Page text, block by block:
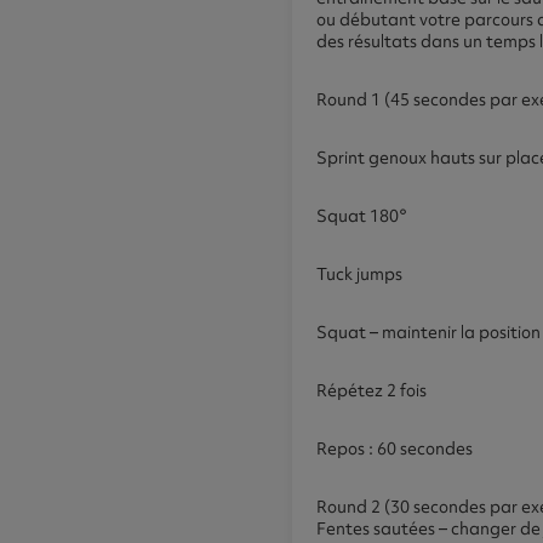
ou débutant votre parcours
des résultats dans un temps
Round 1 (45 secondes par
Sprint genoux hauts sur
Squat 180°
Tuck jumps
Squat – maintenir la
Répétez 2 fois
Repos : 60 secondes
Round 2 (30 secondes par
Fentes sautées – changer